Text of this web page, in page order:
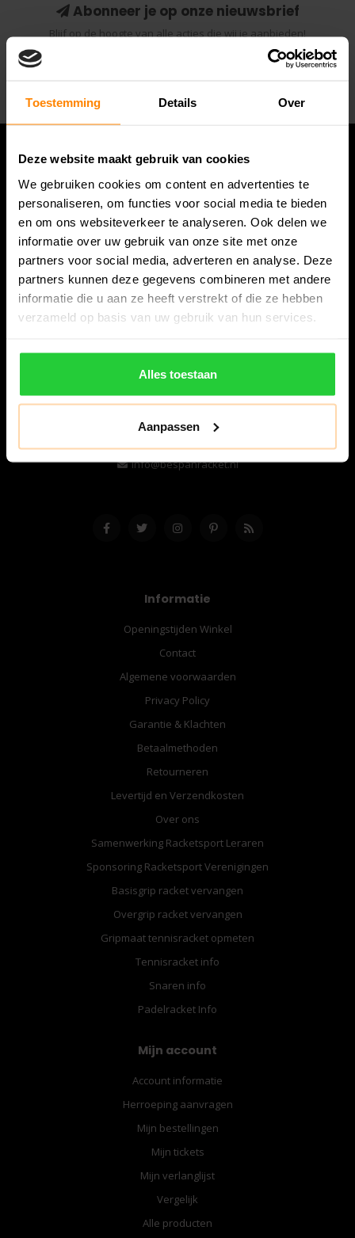
Toestemming Details Over
Deze website maakt gebruik van cookies
We gebruiken cookies om content en advertenties te
personaliseren, om functies voor social media te bieden
en om ons websiteverkeer te analyseren. Ook delen we
informatie over uw gebruik van onze site met onze
partners voor social media, adverteren en analyse. Deze
partners kunnen deze gegevens combineren met andere
informatie die u aan ze heeft verstrekt of die ze hebben
verzameld op basis van uw gebruik van hun services.
Alles toestaan
Aanpassen
Abonneer je op onze nieuwsbrief
Blijf op de hoogte van alle acties die wij je aanbieden!
Abonneer
Bespanracket.nl is dé racketspecialist van Lelystad en
omstreken.
Snijdersstraat 6
8224 AA Lelystad
Nederland
06-57276080
info@bespanracket.nl
Informatie
Openingstijden Winkel
Contact
Algemene voorwaarden
Privacy Policy
Garantie & Klachten
Betaalmethoden
Retourneren
Levertijd en Verzendkosten
Over ons
Samenwerking Racketsport Leraren
Sponsoring Racketsport Verenigingen
Basisgrip racket vervangen
Overgrip racket vervangen
Gripmaat tennisracket opmeten
Tennisracket info
Snaren info
Padelracket Info
Mijn account
Account informatie
Herroeping aanvragen
Mijn bestellingen
Mijn tickets
Mijn verlanglijst
Vergelijk
Alle producten